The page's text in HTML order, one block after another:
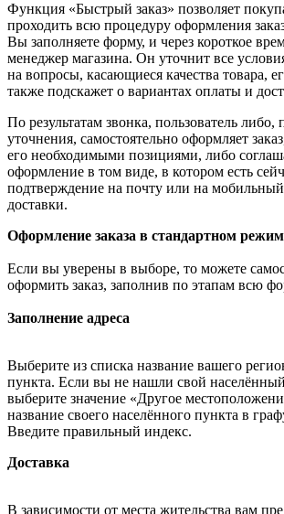
Функция «Быстрый заказ» позволяет
проходить всю процедуру оформления
Вы заполняете форму, и через короткое
менеджер магазина. Он уточнит все
на вопросы, касающиеся качества товара,
также подскажет о вариантах оплаты и
По результатам звонка, пользователь либо,
уточнения, самостоятельно оформляет
его необходимыми позициями, либо
оформление в том виде, в котором есть
подтверждение на почту или на
доставки.
Оформление заказа в стандартном
Если вы уверены в выборе, то можете
оформить заказ, заполнив по этапам всю
Заполнение адреса
Выберите из списка название вашего
пункта. Если вы не нашли свой
выберите значение «Другое
название своего населённого пункта в
Введите правильный индекс.
Доставка
В зависимости от места жительства вам